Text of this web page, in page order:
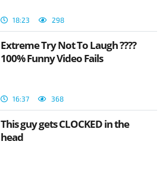
18:23 298
Extreme Try Not To Laugh ????
100% Funny Video Fails
16:37 368
This guy gets CLOCKED in the
head